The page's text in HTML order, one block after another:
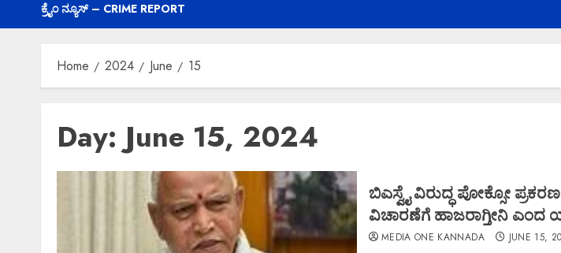
ಕ್ರೈಂ ನ್ಯೂಸ್ – CRIME REPORT
Home 2024 June 15
Day:June 15, 2024
ಬಿಎಸ್ವೈ ವಿರುದ್ಧ ಪೋಕ್ಸೋ
ವಿಚಾರಣೆಗೆ ಹಾಜರಾಗ್ತೀನಿ
MEDIA ONE KANNADA JUNE 15,